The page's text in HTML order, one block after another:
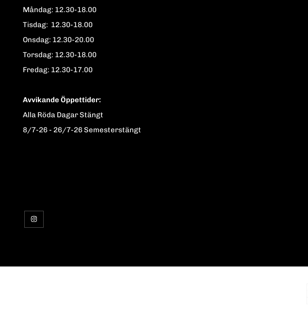
Måndag: 12.30-18.00
Tisdag: 12.30-18.00
Onsdag: 12.30-20.00
Torsdag: 12.30-18.00
Fredag: 12.30-17.00
Avvikande Öppettider:
Alla Röda Dagar Stängt
8/7-26 - 26/7-26 Semesterstängt